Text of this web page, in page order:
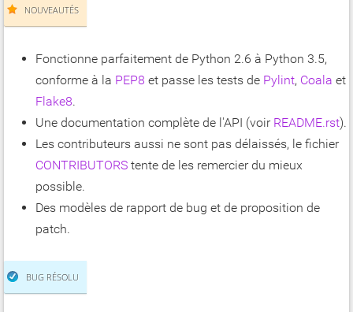
NOUVEAUTÉS
Fonctionne parfaitement de Python 2.6 à Python 3.5,
conforme à la PEP8 et passe les tests de Pylint, Coala et
Flake8.
Une documentation complète de l'API (voir README.rst).
Les contributeurs aussi ne sont pas délaissés, le fichier
CONTRIBUTORS tente de les remercier du mieux
possible.
Des modèles de rapport de bug et de proposition de
patch.
BUG RÉSOLU